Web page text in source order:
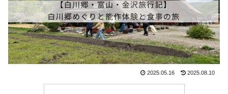
2025.05.16 2025.08.10